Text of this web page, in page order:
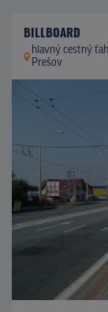
BILLBOARD
hlavný cestný
Prešov